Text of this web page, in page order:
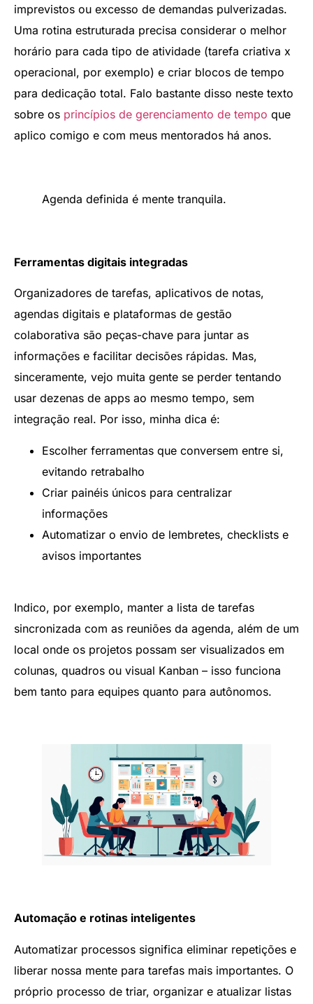
imprevistos ou excesso de demandas pulverizadas.
Uma rotina estruturada precisa considerar o melhor
horário para cada tipo de atividade (tarefa criativa x
operacional, por exemplo) e criar blocos de tempo
para dedicação total. Falo bastante disso neste texto
sobre os princípios de gerenciamento de tempo que
aplico comigo e com meus mentorados há anos.
Agenda definida é mente tranquila.
Ferramentas digitais integradas
Organizadores de tarefas, aplicativos de notas,
agendas digitais e plataformas de gestão
colaborativa são peças-chave para juntar as
informações e facilitar decisões rápidas. Mas,
sinceramente, vejo muita gente se perder tentando
usar dezenas de apps ao mesmo tempo, sem
integração real. Por isso, minha dica é:
Escolher ferramentas que conversem entre si,
evitando retrabalho
Criar painéis únicos para centralizar
informações
Automatizar o envio de lembretes, checklists e
avisos importantes
Indico, por exemplo, manter a lista de tarefas
sincronizada com as reuniões da agenda, além de um
local onde os projetos possam ser visualizados em
colunas, quadros ou visual Kanban – isso funciona
bem tanto para equipes quanto para autônomos.
Automação e rotinas inteligentes
Automatizar processos significa eliminar repetições e
liberar nossa mente para tarefas mais importantes. O
próprio processo de triar, organizar e atualizar listas